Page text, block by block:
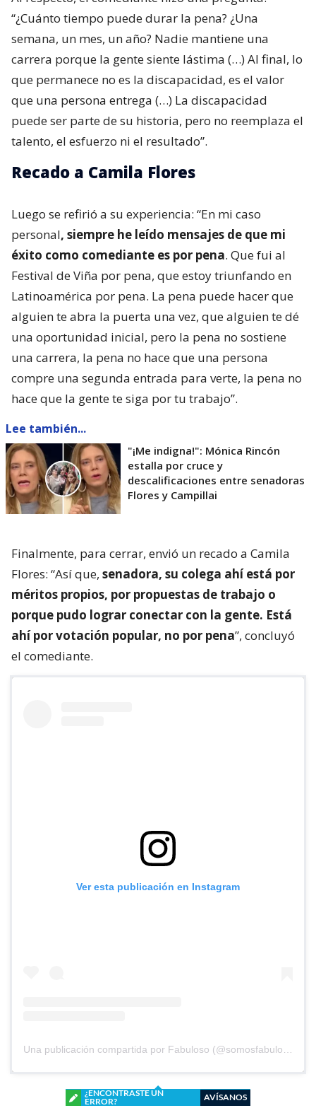
“¿Cuánto tiempo puede durar la pena? ¿Una
semana, un mes, un año? Nadie mantiene una
carrera porque la gente siente lástima (…) Al final, lo
que permanece no es la discapacidad, es el valor
que una persona entrega (…) La discapacidad
puede ser parte de su historia, pero no reemplaza el
talento, el esfuerzo ni el resultado”.
Recado a Camila Flores
Luego se refirió a su experiencia: “En mi caso
personal, siempre he leído mensajes de que mi
éxito como comediante es por pena. Que fui al
Festival de Viña por pena, que estoy triunfando en
Latinoamérica por pena. La pena puede hacer que
alguien te abra la puerta una vez, que alguien te dé
una oportunidad inicial, pero la pena no sostiene
una carrera, la pena no hace que una persona
compre una segunda entrada para verte, la pena no
hace que la gente te siga por tu trabajo”.
Lee también...
"¡Me indigna!": Mónica Rincón
estalla por cruce y
descalificaciones entre senadoras
Flores y Campillai
Finalmente, para cerrar, envió un recado a Camila
Flores: “Así que, senadora, su colega ahí está por
méritos propios, por propuestas de trabajo o
porque pudo lograr conectar con la gente. Está
ahí por votación popular, no por pena”, concluyó
el comediante.
Ver esta publicación en Instagram
Una publicación compartida por Fabuloso (@somosfabuloso)
¿ENCONTRASTE UN
ERROR?
AVÍSANOS